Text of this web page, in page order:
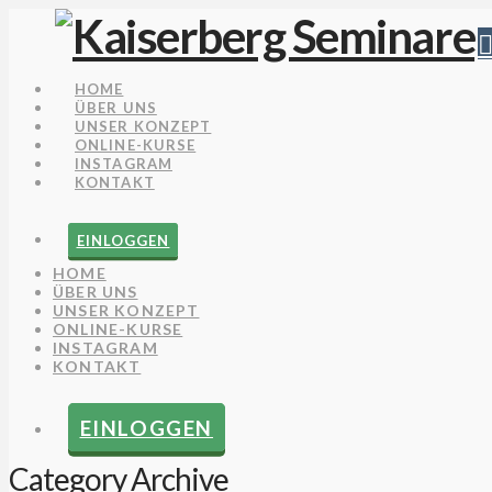
HOME
ÜBER UNS
UNSER KONZEPT
ONLINE-KURSE
INSTAGRAM
KONTAKT
EINLOGGEN
HOME
ÜBER UNS
UNSER KONZEPT
ONLINE-KURSE
INSTAGRAM
KONTAKT
EINLOGGEN
Category Archive